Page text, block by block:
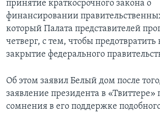
принятие краткосрочного закона о
финансировании
который Палата представителей
четверг, с тем, чтобы
закрытие федерального
Об этом заявил Белый дом после
заявление президента в «Твиттере»
сомнения в его поддержке